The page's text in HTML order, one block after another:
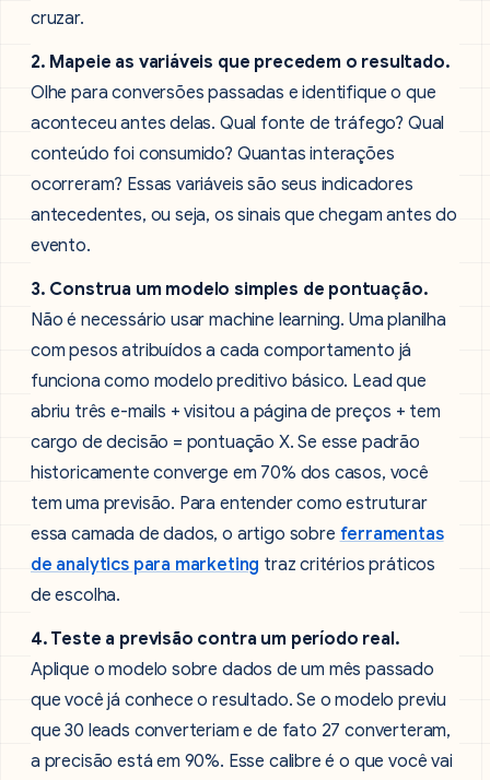
cruzar.
2. Mapeie as variáveis que precedem o resultado.
Olhe para conversões passadas e identifique o que
aconteceu antes delas. Qual fonte de tráfego? Qual
conteúdo foi consumido? Quantas interações
ocorreram? Essas variáveis são seus indicadores
antecedentes, ou seja, os sinais que chegam antes do
evento.
3. Construa um modelo simples de pontuação.
Não é necessário usar machine learning. Uma planilha
com pesos atribuídos a cada comportamento já
funciona como modelo preditivo básico. Lead que
abriu três e-mails + visitou a página de preços + tem
cargo de decisão = pontuação X. Se esse padrão
historicamente converge em 70% dos casos, você
tem uma previsão. Para entender como estruturar
essa camada de dados, o artigo sobre ferramentas
de analytics para marketing traz critérios práticos
de escolha.
4. Teste a previsão contra um período real.
Aplique o modelo sobre dados de um mês passado
que você já conhece o resultado. Se o modelo previu
que 30 leads converteriam e de fato 27 converteram,
a precisão está em 90%. Esse calibre é o que você vai